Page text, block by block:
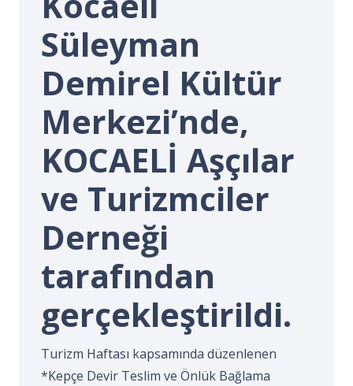
Süleyman
Demirel Kültür
Merkezi’nde,
KOCAELİ Aşçılar
ve Turizmciler
Derneği
tarafından
gerçekleştirildi.
Turizm Haftası kapsamında düzenlenen
*Kepçe Devir Teslim ve Önlük Bağlama